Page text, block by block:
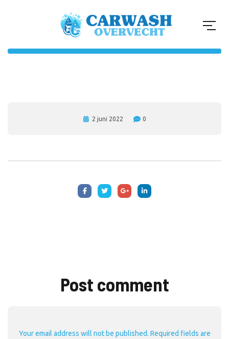
2 juni 2022 0
Post comment
Your email address will not be published. Required fields are